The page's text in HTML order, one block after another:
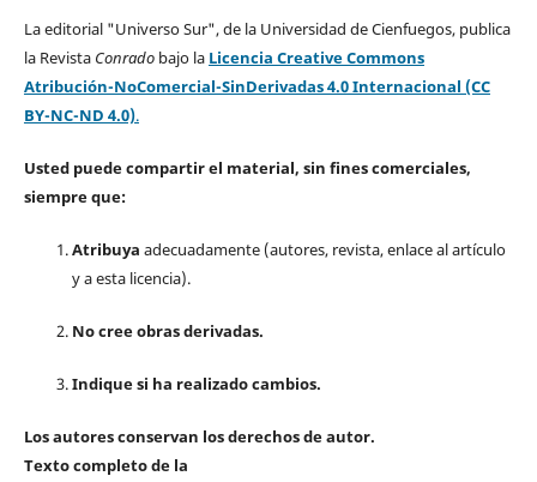
La editorial "Universo Sur", de la Universidad de Cienfuegos, publica
la Revista Conradobajo la Licencia Creative Commons
Atribución-NoComercial-SinDerivadas 4.0 Internacional (CC
BY-NC-ND 4.0).
Usted puede compartir el material, sin fines comerciales,
siempre que:
Atribuya adecuadamente (autores, revista, enlace al artículo
y a esta licencia).
No cree obras derivadas.
Indique si ha realizado cambios.
Los autores conservan los derechos de autor.
Texto completo de la